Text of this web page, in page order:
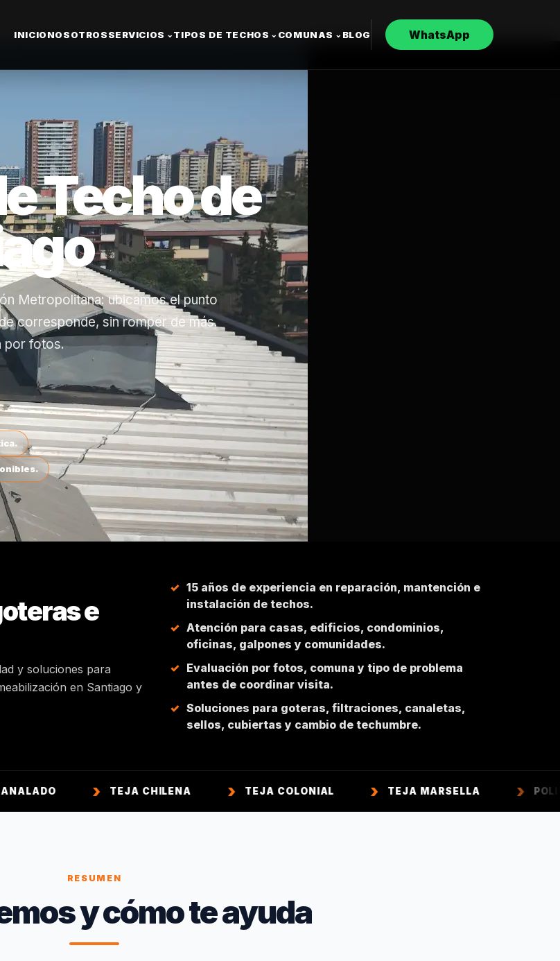
INICIONOSOTROSSERVICIOS ⌄ TIPOS DE TECHOS ⌄ COMUNAS ⌄ BLOG WhatsApp
Techo de
Metropolitana: ubicamos el punto
corresponde, sin romper de más.
por fotos.
e
y soluciones para
en Santiago y
15 años de experiencia en reparación, mantención e
instalación de techos.
Atención para casas, edificios, condominios,
oficinas, galpones y comunidades.
Evaluación por fotos, comuna y tipo de problema
antes de coordinar visita.
Soluciones para goteras, filtraciones, canaletas,
sellos, cubiertas y cambio de techumbre.
TEJA CHILENA TEJA COLONIAL TEJA MARSELLA
RESUMEN
y cómo te ayuda